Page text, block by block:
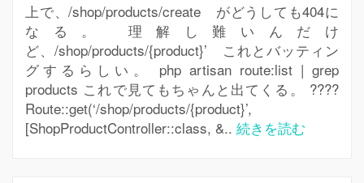
上で、/shop/products/create がどうしても404に
なる。 理解し難いんだけ
ど、/shop/products/{product}’ これとバッティン
グするらしい。 php artisan route:list | grep
products これで見てもちゃんと出てくる。 ????
Route::get(‘/shop/products/{product}’,
[ShopProductController::class, &.. 続きを読む